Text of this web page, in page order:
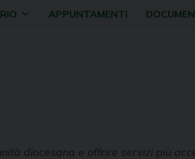
APPUNTAMENTI
diocesana e offrire servizi più